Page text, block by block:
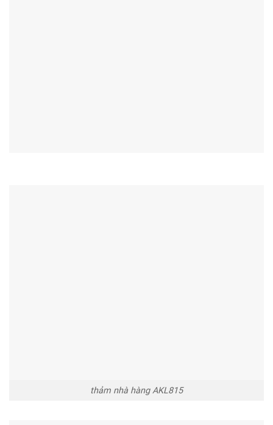
thảm nhà hàng AKL815